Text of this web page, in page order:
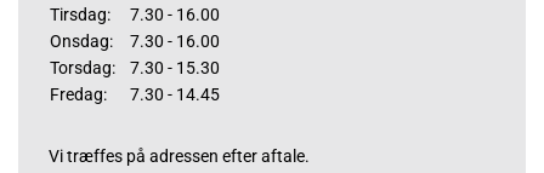
Tirsdag:
7.30 - 16.00
Onsdag:
7.30 - 16.00
Torsdag:
7.30 - 15.30
Fredag:
7.30 - 14.45
Vi træffes på adressen efter aftale.